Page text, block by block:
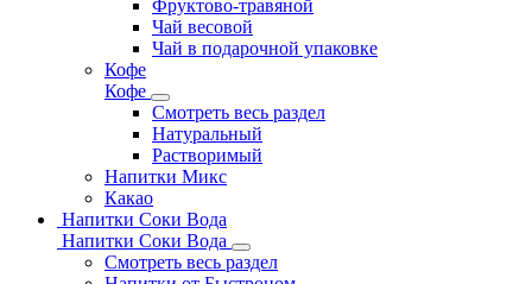
Фруктово-травяной
Чай весовой
Чай в подарочной упаковке
Кофе
Кофе
Смотреть весь раздел
Натуральный
Растворимый
Напитки Микс
Какао
Напитки Соки Вода
Напитки Соки Вода
Смотреть весь раздел